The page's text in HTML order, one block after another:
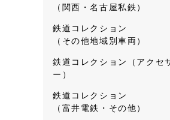
（関西・名古屋私鉄）
鉄道コレクション
（その他地域別車両）
鉄道コレクション（アクセ
ー）
鉄道コレクション
（富井電鉄・その他）